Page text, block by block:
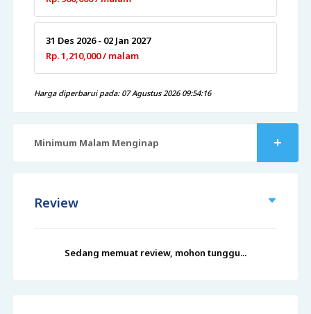
31 Des 2026 - 02 Jan 2027
Rp. 1,210,000 / malam
Harga diperbarui pada: 07 Agustus 2026 09:54:16
Minimum Malam Menginap
Review
Sedang memuat review, mohon tunggu...